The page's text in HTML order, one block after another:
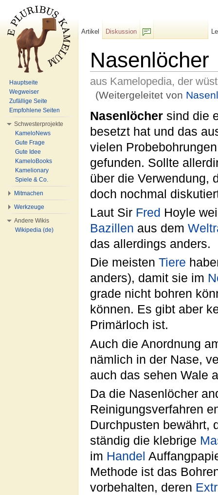
Nasenlöcher
aus Kamelopedia, der
(Weitergeleitet von
Nasenlöcher sind die
besetzt hat und das
vielen
gefunden. Sollte
über die Verwendung,
doch nochmal
Laut Sir Fred Hoyle
Bazillen aus dem
das allerdings anders.
Die meisten Tiere
anders), damit sie im
grade nicht bohren
können. Es gibt aber
Primärloch ist.
Auch die Anordnung
nämlich in der Nase,
auch das sehen Wale
Da die Nasenlöcher
Reinigungsverfahren
Durchpusten bewährt,
ständig die klebrige
im Handel
Methode ist das
vorbehalten, deren
Artikel
Diskussion
Hauptseite
Wegweiser
Zufällige Seite
Empfohlene Seiten
Schwesterprojekte
KameloNews
Gute Frage
Gute Idee
KameloBooks
Kamelionary
Spiele & Co.
Mitmachen
Werkzeuge
Andere Wikis
Wikipedia (de)